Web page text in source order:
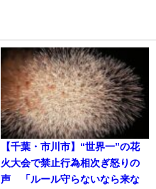
【千葉・市川市】“世界一”の花
火大会で禁止行為相次ぎ怒りの
声 「ルール守らないなら来な